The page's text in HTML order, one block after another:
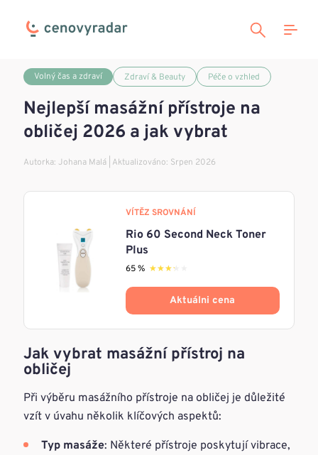
Volný čas a zdraví Zdraví & Beauty Péče o vzhled
Nejlepší masážní přístroje na
obličej 2026 a jak vybrat
Autorka: Johana Malá | Aktualizováno: Srpen 2026
VÍTĚZ SROVNÁNÍ
Rio 60 Second Neck Toner
Plus
65 % ★★★★★
★★★★★
Aktuálni cena
Jak vybrat masážní přístroj na
obličej
Při výběru masážního přístroje na obličej je důležité
vzít v úvahu několik klíčových aspektů:
Typ masáže: Některé přístroje poskytují vibrace,